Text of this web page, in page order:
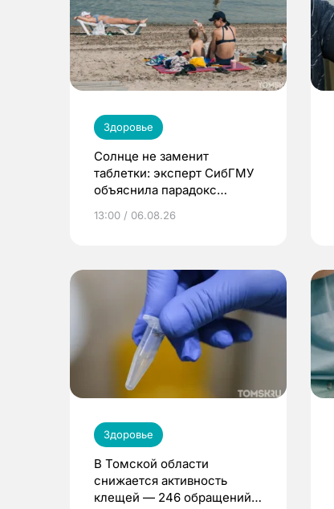
Здоровье
Солнце не заменит
таблетки: эксперт СибГМУ
объяснила парадокс
13:00 / 06.08.26
Здоровье
В Томской области
снижается активность
клещей — 246 обращений